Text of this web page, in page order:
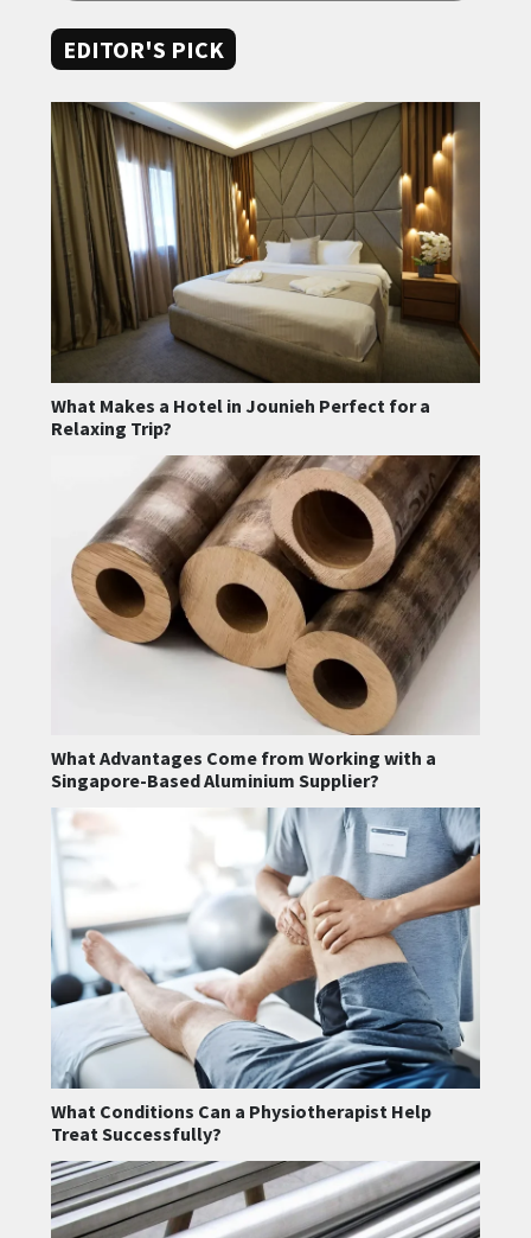
EDITOR'S PICK
What Makes a Hotel in Jounieh Perfect for a
Relaxing Trip?
What Advantages Come from Working with a
Singapore-Based Aluminium Supplier?
What Conditions Can a Physiotherapist Help
Treat Successfully?